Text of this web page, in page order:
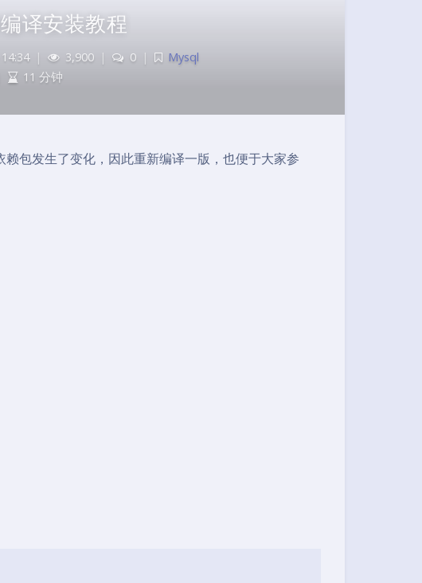
译安装教程
| 3,900 | 0 |
Mysql
11 分钟
包发生了变化，因此重新编译一版，也便于大家参